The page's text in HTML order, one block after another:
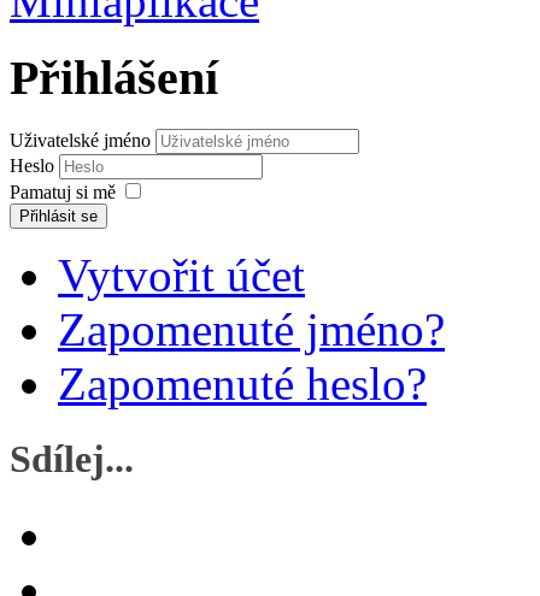
Přihlášení
Uživatelské jméno
Heslo
Pamatuj si mě
Přihlásit se
Vytvořit účet
Zapomenuté jméno?
Zapomenuté heslo?
Sdílej...